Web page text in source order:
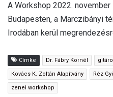
A Workshop 2022.
Budapesten, a Marczibányi
Irodában kerül
Címke Dr. Fábry Kornél
Kovács K. Zoltán Alapítvány Réz
zenei workshop